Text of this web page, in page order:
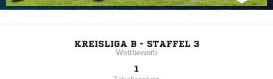
KREISLIGA B - STAFFEL 3
Wettbewerb
1